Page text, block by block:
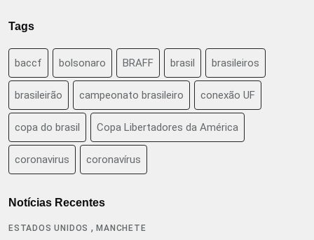
Tags
baccf bolsonaro BRAFF brasil brasileiros
brasileirão campeonato brasileiro conexão UF
copa do brasil Copa Libertadores da América
coronavirus coronavírus
Notícias Recentes
ESTADOS UNIDOS ,MANCHETE